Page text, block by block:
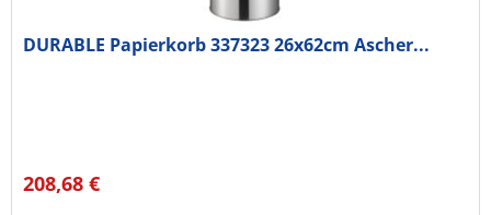
DURABLE Papierkorb 337323 26x62cm Ascher...
208,68 €